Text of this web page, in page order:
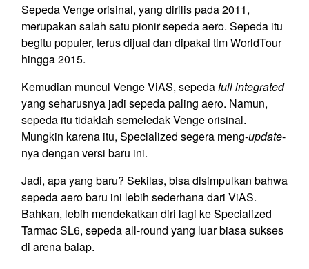
Sepeda Venge orisinal, yang dirilis pada 2011,
merupakan salah satu pionir sepeda aero. Sepeda itu
begitu populer, terus dijual dan dipakai tim WorldTour
hingga 2015.
Kemudian muncul Venge ViAS, sepedafull integrated
yang seharusnya jadi sepeda paling aero. Namun,
sepeda itu tidaklah semeledak Venge orisinal.
Mungkin karena itu, Specialized segera meng-update-
nya dengan versi baru ini.
Jadi, apa yang baru? Sekilas, bisa disimpulkan bahwa
sepeda aero baru ini lebih sederhana dari ViAS.
Bahkan, lebih mendekatkan diri lagi ke Specialized
Tarmac SL6, sepeda all-round yang luar biasa sukses
di arena balap.